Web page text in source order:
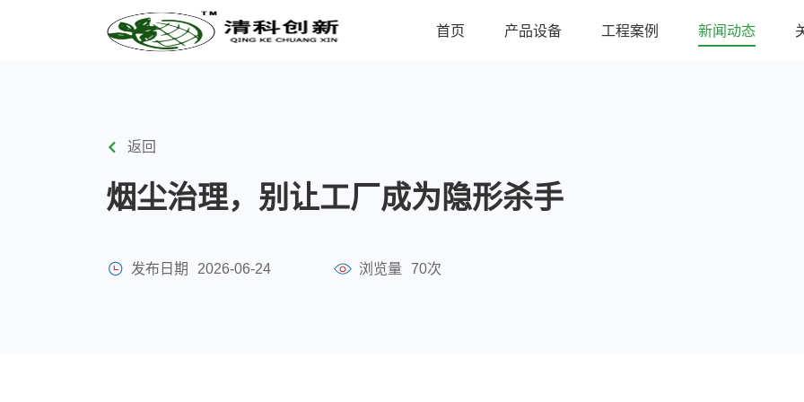
首页 产品设备 工程案例 新闻动态
返回
烟尘治理，别让工厂成为隐形杀手
发布日期 2026-06-24 浏览量 70次